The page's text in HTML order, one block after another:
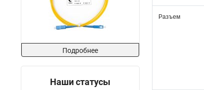
Подробнее
Наши статусы
Разъем